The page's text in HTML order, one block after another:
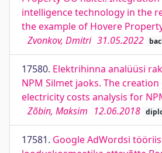
intelligence technology in the
the example of Hovere
Zvonkov, Dmitri 31.05.2022
17580. Elektrihinna analüüsi
NPM Silmet jaoks. The
electricity costs analysis for
Zõbin, Maksim 12.06.2018
17581. Google AdWordsi